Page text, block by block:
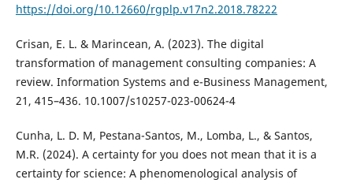
https://doi.org/10.12660/rgplp.v17n2.2018.78222
Crisan, E. L. & Marincean, A. (2023). The digital
transformation of management consulting companies: A
review. Information Systems and e-Business Management,
21, 415–436. 10.1007/s10257-023-00624-4
Cunha, L. D. M, Pestana-Santos, M., Lomba, L., & Santos,
M.R. (2024). A certainty for you does not mean that it is a
certainty for science: A phenomenological analysis of